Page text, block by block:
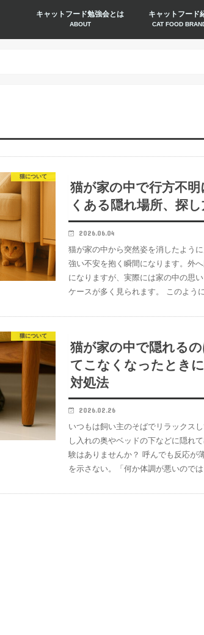
キャットフード勉強会とは
ABOUT
キャットフード
CAT FOOD
猫について
猫が家の中で行方不
くある隠れ場所、探
2026.06.04
猫が家の中から突然姿を消したよう
強い不安を抱く瞬間になります。外
になりますが、実際には家の中の思
ケースが多く見られます。 このよう
猫について
猫が家の中で隠れる
てこなくなったとき
対処法
2026.02.26
いつもは飼い主のそばでリラックス
し入れの奥やベッドの下などに隠れ
験はありませんか？ 呼んでも反応が
を示さない。「何か体調が悪いので